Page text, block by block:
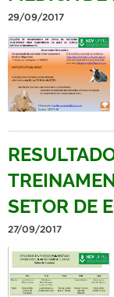
29/09/2017
SETOR DE
27/09/2017